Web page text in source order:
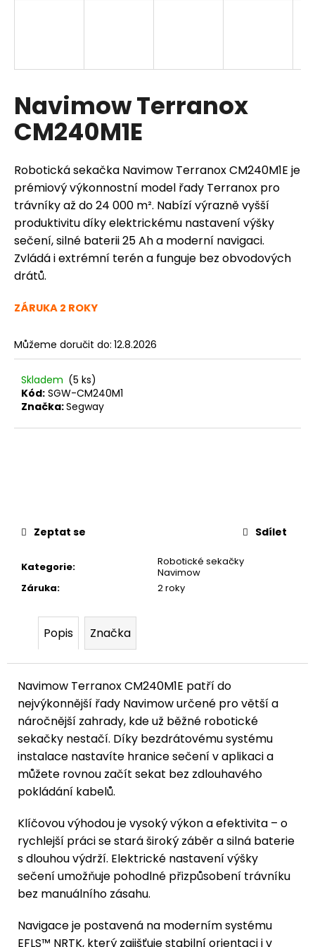
Navimow Terranox
CM240M1E
Robotická sekačka Navimow Terranox CM240M1E je
prémiový výkonnostní model řady Terranox pro
trávníky až do 24 000 m². Nabízí výrazně vyšší
produktivitu díky elektrickému nastavení výšky
sečení, silné baterii 25 Ah a moderní navigaci.
Zvládá i extrémní terén a funguje bez obvodových
drátů.
ZÁRUKA 2 ROKY
Můžeme doručit do: 12.8.2026
Skladem (5 ks)
Kód: SGW-CM240M1
Značka:Segway
Kategorie:
Robotické sekačky
Navimow
Záruka: 2 roky
Zeptat se Sdílet
Popis Značka
Navimow Terranox CM240M1E patří do
nejvýkonnější řady Navimow určené pro větší a
náročnější zahrady, kde už běžné robotické
sekačky nestačí. Díky bezdrátovému systému
instalace nastavíte hranice sečení v aplikaci a
můžete rovnou začít sekat bez zdlouhavého
pokládání kabelů.
Klíčovou výhodou je vysoký výkon a efektivita – o
rychlejší práci se stará široký záběr a silná baterie
s dlouhou výdrží. Elektrické nastavení výšky
sečení umožňuje pohodlné přizpůsobení trávníku
bez manuálního zásahu.
Navigace je postavená na moderním systému
EFLS™ NRTK, který zajišťuje stabilní orientaci i v
t
?
HLEDAT
D
o
p
o
u
č
j
e
m
e